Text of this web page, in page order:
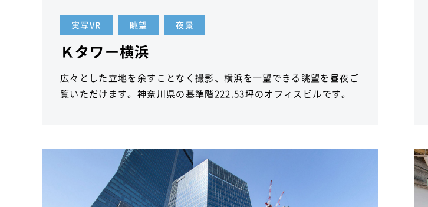
実写VR 眺望 夜景
Ｋタワー横浜
広々とした立地を余すことなく撮影、横浜を一望できる眺望を昼夜ご
覧いただけます。神奈川県の基準階222.53坪のオフィスビルです。